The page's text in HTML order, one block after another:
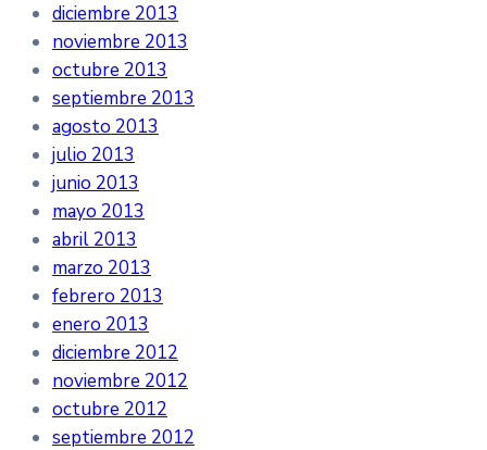
diciembre 2013
noviembre 2013
octubre 2013
septiembre 2013
agosto 2013
julio 2013
junio 2013
mayo 2013
abril 2013
marzo 2013
febrero 2013
enero 2013
diciembre 2012
noviembre 2012
octubre 2012
septiembre 2012